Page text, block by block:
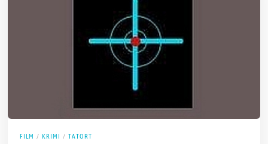
FILM / KRIMI / TATORT